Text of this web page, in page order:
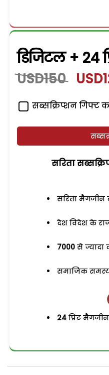
डिजिटल + 24
USD150
सब्सक्रिप्शन गिफ्ट
सरिता
सरिता मैगजीन
देश विदेश के
7000 से ज्यादा
समाजिक
24 प्रिंट मैगजीन